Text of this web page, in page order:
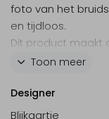
foto van het
en tijdloos.
Dit product maakt
Toon meer
Designer
Blijkaartje